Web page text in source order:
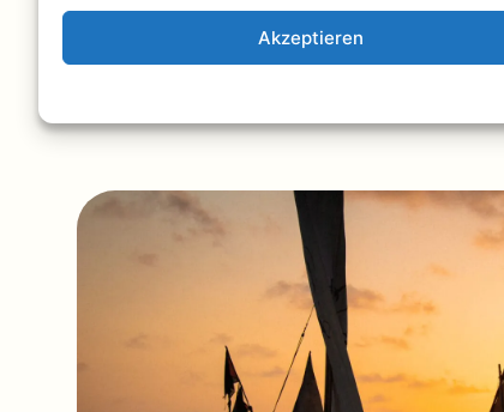
Akzeptieren
Schaukeln des Meeres in den Schlaf wiegt.